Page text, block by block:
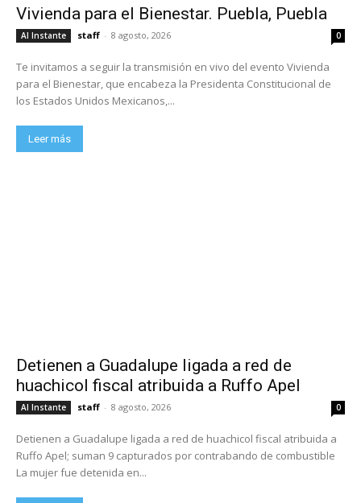
Vivienda para el Bienestar. Puebla, Puebla
Al Instante staff - 8 agosto, 2026 0
Te invitamos a seguir la transmisión en vivo del evento Vivienda
para el Bienestar, que encabeza la Presidenta Constitucional de
los Estados Unidos Mexicanos,...
Leer más
Detienen a Guadalupe ligada a red de
huachicol fiscal atribuida a Ruffo Apel
Al Instante staff - 8 agosto, 2026 0
Detienen a Guadalupe ligada a red de huachicol fiscal atribuida a
Ruffo Apel; suman 9 capturados por contrabando de combustible
La mujer fue detenida en...